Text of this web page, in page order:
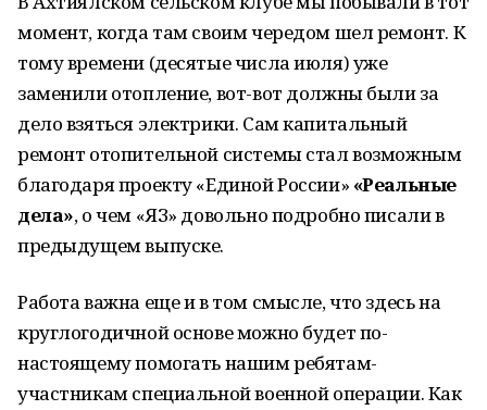
момент, когда там своим чередом шел ремонт. К
тому времени (десятые числа июля) уже
заменили отопление, вот-вот должны были за
дело взяться электрики. Сам капитальный
ремонт отопительной системы стал возможным
благодаря проекту «Единой России» «Реальные
дела», о чем «ЯЗ» довольно подробно писали в
предыдущем выпуске.
Работа важна еще и в том смысле, что здесь на
круглогодичной основе можно будет по-
настоящему помогать нашим ребятам-
участникам специальной военной операции. Как